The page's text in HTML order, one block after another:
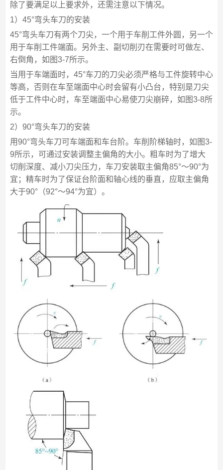
除了要满足以上要求外，还需注意以下情况。
1）45°弯头车刀的安装
45°弯头车刀有两个刀尖，一个用于车削工件外圆，另一个
用于车削工件端面。另外主、副切削刃在需要时可做左、
右倒角，如图3-7所示。
当用于车端面时，45°车刀的刀尖必须严格与工件旋转中心
等高，否则在车至端面中心时会留有小凸台，特别是刀尖
低于工件中心时，车至端面中心易使刀尖崩碎，如图3-8所
示。
2）90°弯头车刀的安装
用90°弯头车刀可车端面和车台阶。车削阶梯轴时，如图3-
9所示，可通过安装调整主偏角的大小。粗车时为了增大
切削深度、减小刀尖压力，车刀安装取主偏角85°～90°为
宜；精车时为了保证台阶面和轴心线的垂直，应取主偏角
大于90°（92°～94°为宜）。